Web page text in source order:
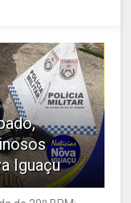
Iguaçu